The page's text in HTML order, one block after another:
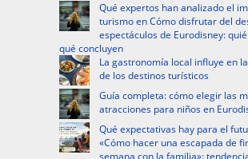
Qué expertos han analizado el
turismo en Cómo disfrutar del
espectáculos de Eurodisney:
qué concluyen
La gastronomía local influye en
de los destinos turísticos
Guía completa: cómo elegir las
atracciones para niños en
Qué expectativas hay para el
«Cómo hacer una escapada de
semana con la familia»: